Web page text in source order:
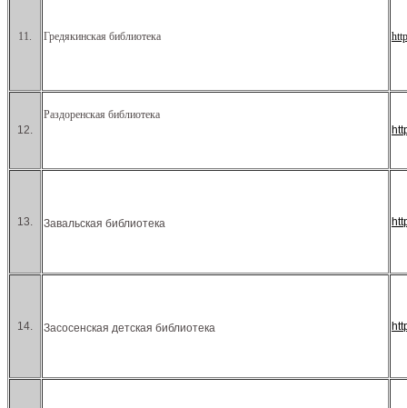
11. Гредякинская библиотека
12.
Раздоренская библиотека
13. Завальская библиотека
14. Засосенская детская библиотека